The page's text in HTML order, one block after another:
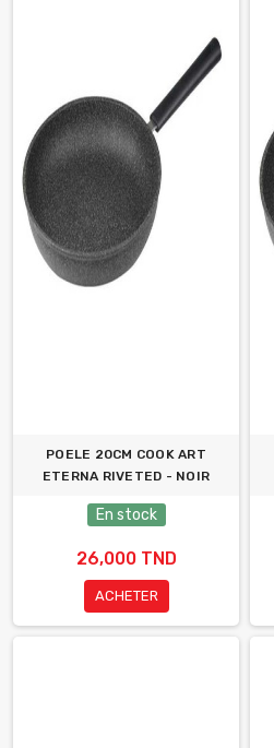
POELE 20CM COOK ART
ETERNA RIVETED - NOIR
En stock
26,000 TND
ACHETER